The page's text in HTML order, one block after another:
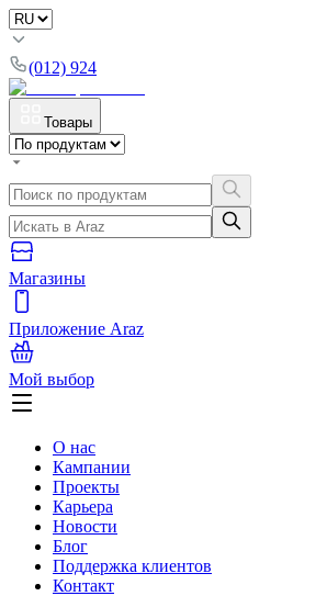
(012) 924
Товары
Магазины
Приложение Araz
Мой выбор
О нас
Кампании
Проекты
Карьера
Новости
Блог
Поддержка клиентов
Контакт